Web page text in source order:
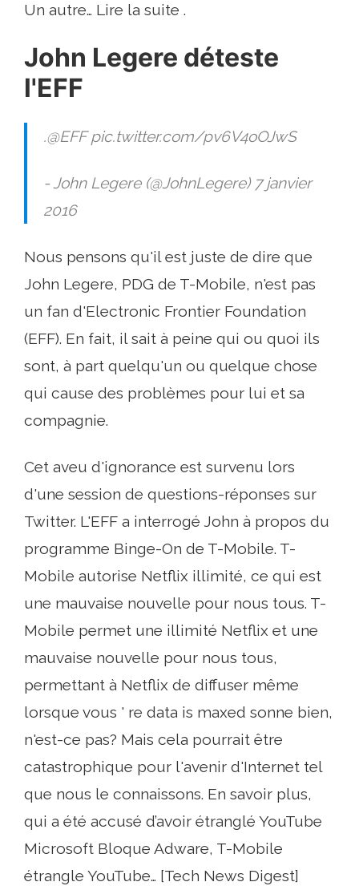
Un autre… Lire la suite .
John Legere déteste
l'EFF
.@EFF pic.twitter.com/pv6V4oOJwS
- John Legere (@JohnLegere) 7 janvier
2016
Nous pensons qu'il est juste de dire que
John Legere, PDG de T-Mobile, n'est pas
un fan d'Electronic Frontier Foundation
(EFF). En fait, il sait à peine qui ou quoi ils
sont, à part quelqu'un ou quelque chose
qui cause des problèmes pour lui et sa
compagnie.
Cet aveu d'ignorance est survenu lors
d'une session de questions-réponses sur
Twitter. L'EFF a interrogé John à propos du
programme Binge-On de T-Mobile. T-
Mobile autorise Netflix illimité, ce qui est
une mauvaise nouvelle pour nous tous. T-
Mobile permet une illimité Netflix et une
mauvaise nouvelle pour nous tous,
permettant à Netflix de diffuser même
lorsque vous ' re data is maxed sonne bien,
n'est-ce pas? Mais cela pourrait être
catastrophique pour l'avenir d'Internet tel
que nous le connaissons. En savoir plus,
qui a été accusé d’avoir étranglé YouTube
Microsoft Bloque Adware, T-Mobile
étrangle YouTube… [Tech News Digest]